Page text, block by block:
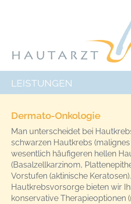
LEISTUNGEN
Dermato-Onkologie
Man unterscheidet bei
schwarzen Hautkrebs
wesentlich häufigeren hellen
(Basalzellkarzinom,
Vorstufen (aktinische
Hautkrebsvorsorge bieten wir
konservative Therapieoptionen